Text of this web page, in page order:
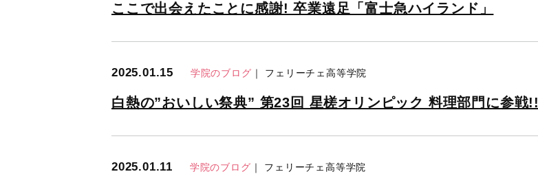
ここで出会えたことに感謝! 卒業遠足「富士急ハイランド」
2025.01.15 学院のブログ ｜ フェリーチェ高等学院
白熱の”おいしい祭典” 第23回 星槎オリンピック 料理部門に参戦!!
2025.01.11 学院のブログ ｜ フェリーチェ高等学院